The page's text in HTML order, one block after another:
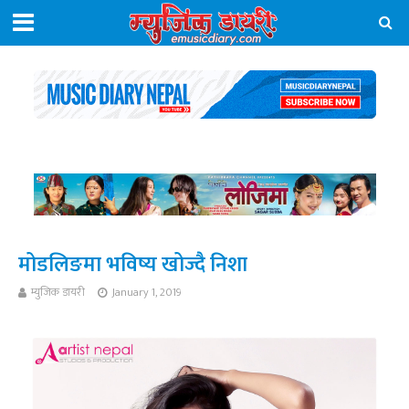
मोडलिङमा भविष्य खोज्दै निशा
म्युजिक डायरी January 1, 2019